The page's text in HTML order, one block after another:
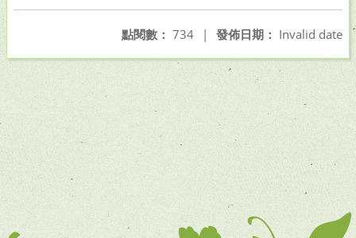
發佈日期： Invalid date
點閱數： 734 |